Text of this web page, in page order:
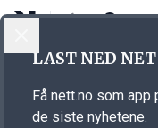
Emne:
LAST NED
Få nett.no som
de siste nyhetene.